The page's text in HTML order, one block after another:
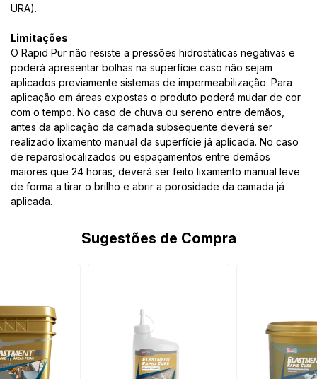
URA).
Limitações
O Rapid Pur não resiste a pressões hidrostáticas negativas e
poderá apresentar bolhas na superfície caso não sejam
aplicados previamente sistemas de impermeabilização. Para
aplicação em áreas expostas o produto poderá mudar de cor
com o tempo. No caso de chuva ou sereno entre demãos,
antes da aplicação da camada subsequente deverá ser
realizado lixamento manual da superfície já aplicada. No caso
de reparoslocalizados ou espaçamentos entre demãos
maiores que 24 horas, deverá ser feito lixamento manual leve
de forma a tirar o brilho e abrir a porosidade da camada já
aplicada.
Sugestões de Compra